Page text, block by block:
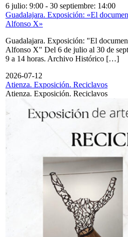
6 julio: 9:00 - 30 septiembre: 14:00
Guadalajara. Exposición: «El
Alfonso X»
Guadalajara. Exposición: "El
Alfonso X" Del 6 de julio al 30 de
9 a 14 horas. Archivo Histórico […]
2026-07-12
Atienza. Exposición. Reciclavos
Atienza. Exposición. Reciclavos